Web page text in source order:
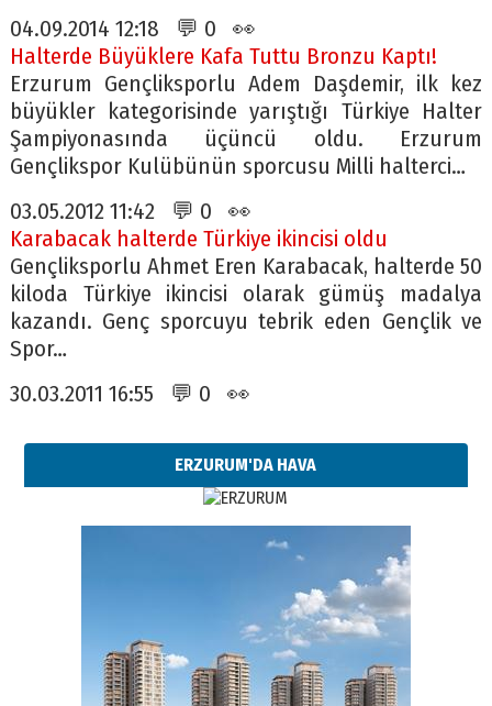
04.09.2014 12:18 💬 0 👀
Halterde Büyüklere Kafa Tuttu Bronzu Kaptı!
Erzurum Gençliksporlu Adem Daşdemir, ilk kez
büyükler kategorisinde yarıştığı Türkiye Halter
Şampiyonasında üçüncü oldu. Erzurum
Gençlikspor Kulübünün sporcusu Milli halterci…
03.05.2012 11:42 💬 0 👀
Karabacak halterde Türkiye ikincisi oldu
Gençliksporlu Ahmet Eren Karabacak, halterde 50
kiloda Türkiye ikincisi olarak gümüş madalya
kazandı. Genç sporcuyu tebrik eden Gençlik ve
Spor…
30.03.2011 16:55 💬 0 👀
ERZURUM'DA HAVA
Esat BİNDESEN